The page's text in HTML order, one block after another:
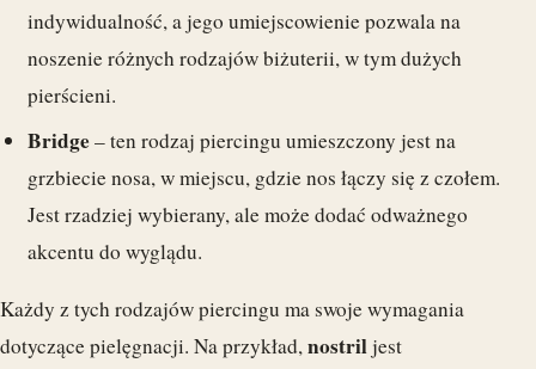
indywidualność, a jego umiejscowienie pozwala na
noszenie różnych rodzajów biżuterii, w tym dużych
pierścieni.
Bridge– ten rodzaj piercingu umieszczony jest na
grzbiecie nosa, w miejscu, gdzie nos łączy się z czołem.
Jest rzadziej wybierany, ale może dodać odważnego
akcentu do wyglądu.
Każdy z tych rodzajów piercingu ma swoje wymagania
dotyczące pielęgnacji. Na przykład,nostriljest